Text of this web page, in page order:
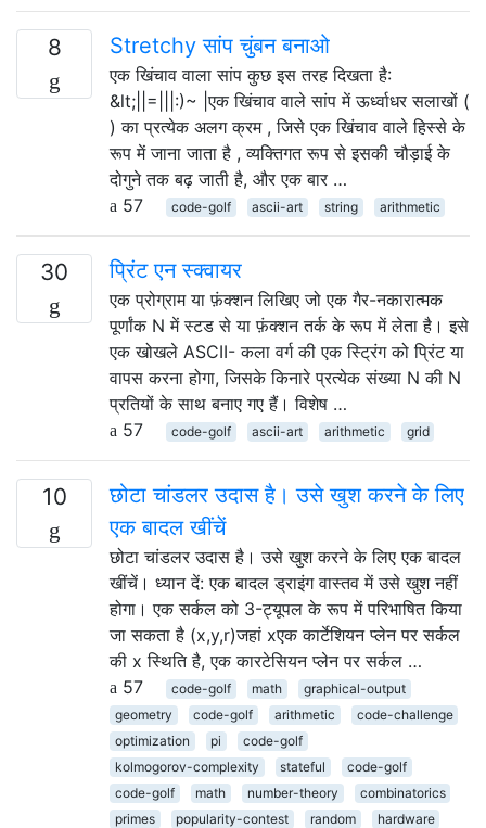
8 Stretchy सांप चुंबन बनाओ
एक खिंचाव वाला सांप कुछ इस तरह दिखता है:
&lt;||=|||:)~ |एक खिंचाव वाले सांप में ऊर्ध्वाधर सलाखों (
) का प्रत्येक अलग क्रम , जिसे एक खिंचाव वाले हिस्से के
रूप में जाना जाता है , व्यक्तिगत रूप से इसकी चौड़ाई के
दोगुने तक बढ़ जाती है, और एक बार …
57
code-golf ascii-art string arithmetic
30 प्रिंट एन स्क्वायर
एक प्रोग्राम या फ़ंक्शन लिखिए जो एक गैर-नकारात्मक
पूर्णांक N में स्टड से या फ़ंक्शन तर्क के रूप में लेता है। इसे
एक खोखले ASCII- कला वर्ग की एक स्ट्रिंग को प्रिंट या
वापस करना होगा, जिसके किनारे प्रत्येक संख्या N की N
प्रतियों के साथ बनाए गए हैं। विशेष …
57
code-golf ascii-art arithmetic grid
10
छोटा चांडलर उदास है। उसे खुश करने के लिए
एक बादल खींचें
छोटा चांडलर उदास है। उसे खुश करने के लिए एक बादल
खींचें। ध्यान दें: एक बादल ड्राइंग वास्तव में उसे खुश नहीं
होगा। एक सर्कल को 3-ट्यूपल के रूप में परिभाषित किया
जा सकता है (x,y,r)जहां xएक कार्टेशियन प्लेन पर सर्कल
की x स्थिति है, एक कारटेसियन प्लेन पर सर्कल …
57
code-golf math
graphical-output
geometry
code-golf arithmetic
code-challenge
optimization
pi
code-golf
kolmogorov-complexity
stateful
code-golf
code-golf
math number-theory
combinatorics
primes
popularity-contest random hardware